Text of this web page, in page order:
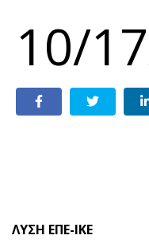
10/
ΛΥΣΗ ΕΠΕ-ΙΚΕ